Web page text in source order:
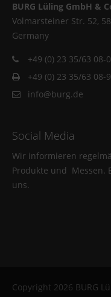
BURG Lüling GmbH &
Volmarsteiner Str. 52,
Germany
+49 (0) 23 35/63 08-0
+49 (0) 23 35/63 08-
info@burg.de
Social Media
Wir informieren
Produkte und Messen.
uns.
Copyright 2026 BURG